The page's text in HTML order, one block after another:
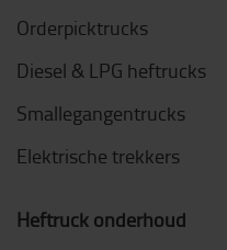
Orderpicktrucks
Diesel & LPG heftrucks
Smallegangentrucks
Elektrische trekkers
Heftruck onderhoud